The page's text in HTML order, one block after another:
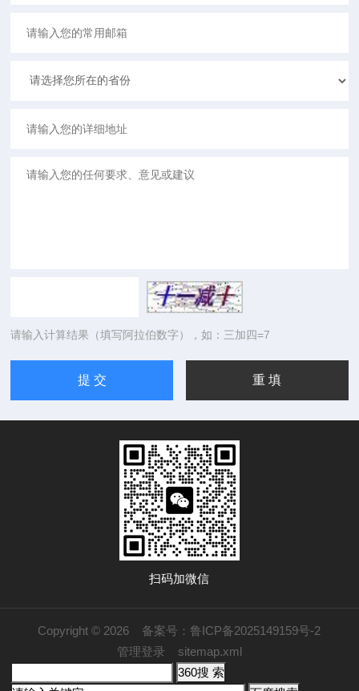
请输入计算结果（填写阿拉伯数字），如：三加四=7
扫码加微信
Copyright © 2026 备案号：鲁ICP备2025149159号-2
管理登录
sitemap.xml